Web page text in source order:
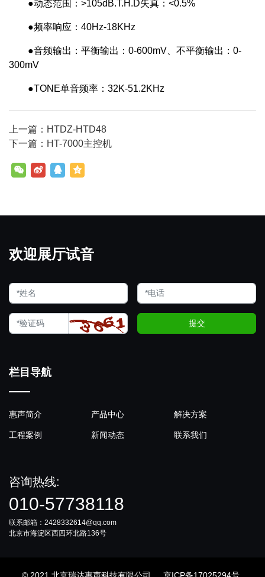
●动态范围：>105dB.T.H.D失真：<0.5%
●频率响应：40Hz-18KHz
●音频输出：平衡输出：0-600mV、不平衡输出：0-
300mV
●TONE单音频率：32K-51.2KHz
上一篇：HTDZ-HTD48
下一篇：HT-7000主控机
欢迎展厅试音
提交
栏目导航
惠声简介 产品中心 解决方案
工程案例 新闻动态 联系我们
咨询热线:
010-57738118
联系邮箱：2428332614@qq.com
北京市海淀区西四环北路136号
© 2021 北京瑞达惠声科技有限公司 京ICP备17025294号